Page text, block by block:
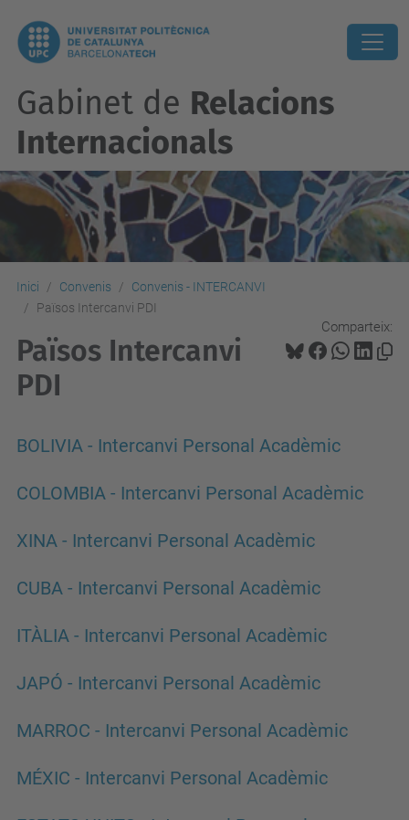
Gabinet de Relacions
Internacionals
Inici Convenis
Convenis - INTERCANVI
Països Intercanvi PDI
Comparteix:
Països Intercanvi
PDI
BOLIVIA - Intercanvi Personal Acadèmic
COLOMBIA - Intercanvi Personal Acadèmic
XINA - Intercanvi Personal Acadèmic
CUBA - Intercanvi Personal Acadèmic
ITÀLIA - Intercanvi Personal Acadèmic
JAPÓ - Intercanvi Personal Acadèmic
MARROC - Intercanvi Personal Acadèmic
MÉXIC - Intercanvi Personal Acadèmic